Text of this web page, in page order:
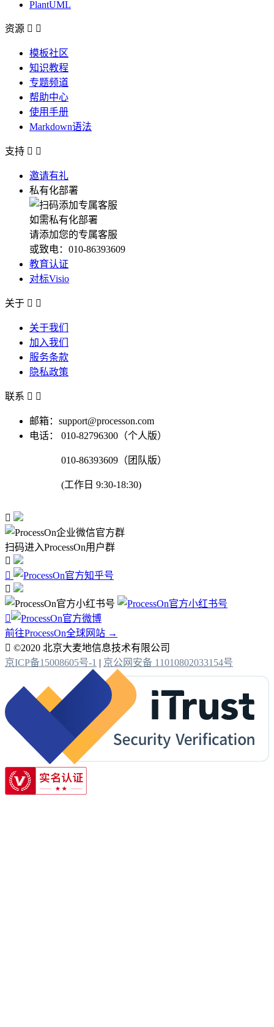
PlantUML
资源  
模板社区
知识教程
专题频道
帮助中心
使用手册
Markdown语法
支持  
邀请有礼
私有化部署
如需私有化部署
请添加您的专属客服
或致电：010-86393609
教育认证
对标Visio
关于  
关于我们
加入我们
服务条款
隐私政策
联系  
邮箱：support@processon.com
电话：
010-82796300（个人版）
010-86393609（团队版）
(工作日 9:30-18:30)

扫码进入ProcessOn用户群




前往ProcessOn全球网站 →
 ©2020 北京大麦地信息技术有限公司
京ICP备15008605号-1 | 京公网安备 11010802033154号